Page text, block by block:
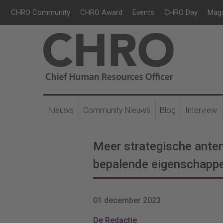
CHRO Community CHRO Award Events CHRO Day
Nieuws Community Nieuws Blog Interview
Meer strategische
bepalende
01 december 2023
De Redactie